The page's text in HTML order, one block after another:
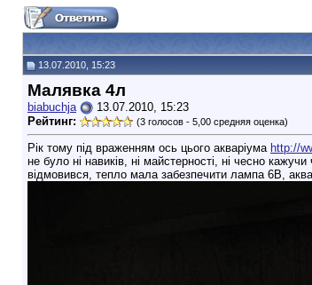
13.07.2010, 15:23
Малявка 4л
biabuchja
13.07.2010, 15:23
Рейтинг:
(3 голосов - 5,00 средняя оценка)
Рік тому під враженням ось цього акваріума http://
не було ні навиків, ні майстерності, ні чесно
відмовився, тепло мала забезпечити лампа 6В,